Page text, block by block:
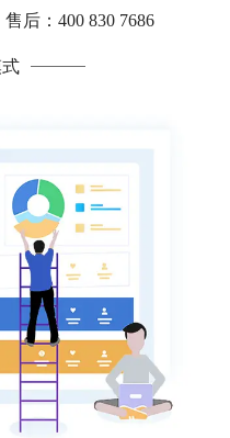
后：400 830 7686